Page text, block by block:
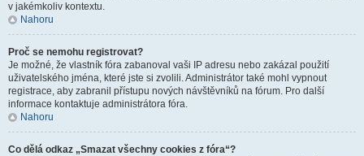
v jakémkoliv kontextu.
Nahoru
Proč se nemohu registrovat?
Je možné, že vlastník fóra zabanoval vaši IP adresu nebo zakázal použití
uživatelského jména, které jste si zvolili. Administrátor také mohl vypnout
registrace, aby zabranil přístupu nových návštěvníků na fórum. Pro další
informace kontaktuje administrátora fóra.
Nahoru
Co dělá odkaz „Smazat všechny cookies z fóra“?